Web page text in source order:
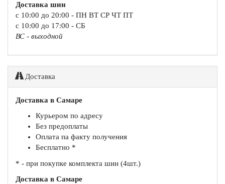
Доставка шин
с 10:00 до 20:00 - ПН ВТ СР ЧТ ПТ
с 10:00 до 17:00 - СБ
ВС - выходной
Доставка
Доставка в Самаре
Курьером по адресу
Без предоплаты
Оплата па факту получения
Бесплатно *
* - при покупке комплекта шин (4шт.)
Доставка в Самаре